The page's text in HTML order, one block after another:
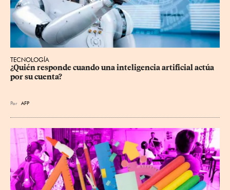
TECNOLOGÍA
¿Quién responde cuando una inteligencia artificial actúa
por su cuenta?
Por AFP